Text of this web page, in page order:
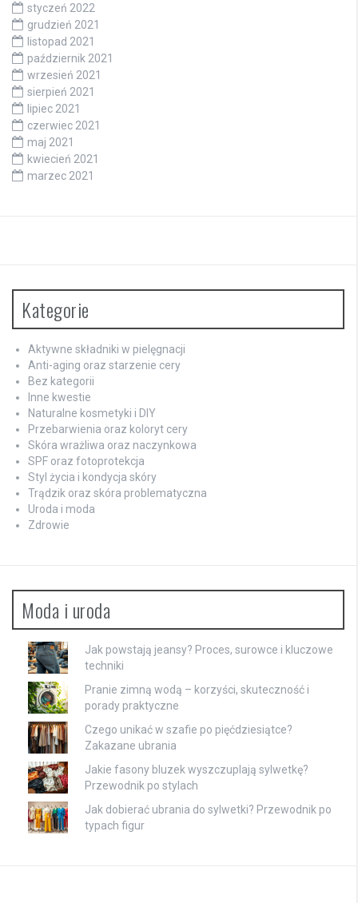
styczeń 2022
grudzień 2021
listopad 2021
październik 2021
wrzesień 2021
sierpień 2021
lipiec 2021
czerwiec 2021
maj 2021
kwiecień 2021
marzec 2021
Kategorie
Aktywne składniki w pielęgnacji
Anti-aging oraz starzenie cery
Bez kategorii
Inne kwestie
Naturalne kosmetyki i DIY
Przebarwienia oraz koloryt cery
Skóra wrażliwa oraz naczynkowa
SPF oraz fotoprotekcja
Styl życia i kondycja skóry
Trądzik oraz skóra problematyczna
Uroda i moda
Zdrowie
Moda i uroda
Jak powstają jeansy? Proces, surowce i kluczowe
techniki
Pranie zimną wodą – korzyści, skuteczność i
porady praktyczne
Czego unikać w szafie po pięćdziesiątce?
Zakazane ubrania
Jakie fasony bluzek wyszczuplają sylwetkę?
Przewodnik po stylach
Jak dobierać ubrania do sylwetki? Przewodnik po
typach figur